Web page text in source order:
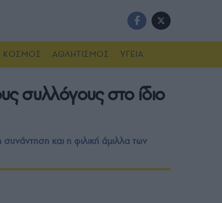
ΚΟΣΜΟΣ ΑΘΛΗΤΙΣΜΟΣ ΥΓΕΙΑ
συλλόγους στο ίδιο
και η φιλική άμιλλα των